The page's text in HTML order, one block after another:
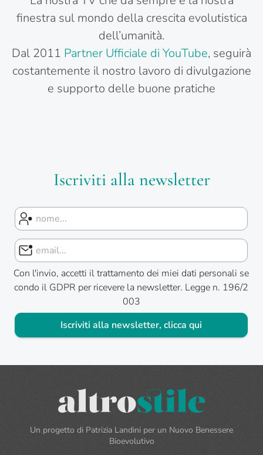
finestra sul mondo della crescita evolutistica
dell’umanità.
Dal 2011 Partner Ufficiale di YouTube, seguirà
costantemente il nostro lavoro di divulgazione
e supporto delle buone pratiche
Iscriviti alla newsletter
Con l'invio, accetti il trattamento dei miei dati personali se
condo il GDPR per ricevere la newsletter. Legge n. 196/2
003
Iscriviti alla newsletter, clicca qui
Un progetto di Patrizia Landini per un Nuovo Benessere
Bioevolutivo